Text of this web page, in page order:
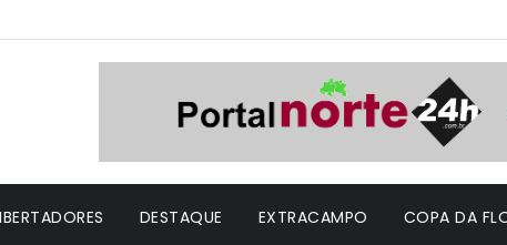
DESTAQUE EXTRACAMPO COPA DA